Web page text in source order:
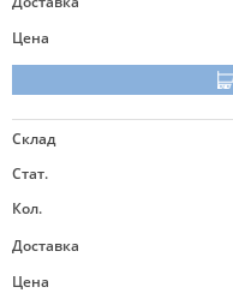
Цена
Склад
Стат.
Кол.
Доставка
Цена